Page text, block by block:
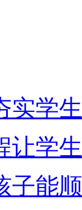
实学
让学
子能